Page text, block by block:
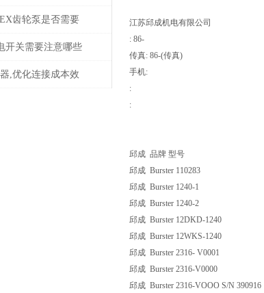
齿轮泵是否需要
件？
开关需要注意哪些
,优化连接成本效
江苏邱成机电有限公司
: 86-
传真: 86-(传真)
手机:
:
:
邱成 品牌 型号
邱成 Burster 110283
邱成 Burster 1240-1
邱成 Burster 1240-2
邱成 Burster 12DKD-1240
邱成 Burster 12WKS-1240
邱成 Burster 2316- V0001
邱成 Burster 2316-V0000
邱成 Burster 2316-VOOO S/N 390916